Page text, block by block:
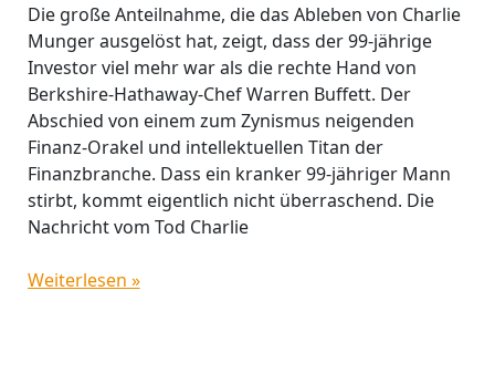
Die große Anteilnahme, die das Ableben von Charlie
Munger ausgelöst hat, zeigt, dass der 99-jährige
Investor viel mehr war als die rechte Hand von
Berkshire-Hathaway-Chef Warren Buffett. Der
Abschied von einem zum Zynismus neigenden
Finanz-Orakel und intellektuellen Titan der
Finanzbranche. Dass ein kranker 99-jähriger Mann
stirbt, kommt eigentlich nicht überraschend. Die
Nachricht vom Tod Charlie
Weiterlesen »